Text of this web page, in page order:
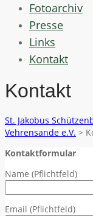
Fotoarchiv
Presse
Links
Kontakt
Kontakt
St. Jakobus
Vehrensande e.V. >
Kontaktformular
Name (Pflichtfeld)
Email (Pflichtfeld)